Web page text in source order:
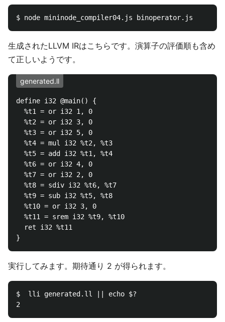
生成されたLLVM IRはこちらです。演算子の評価順も含め
て正しいようです。
generated.ll
define i32 @main() {
  %t1 = or i32 1, 0
  %t2 = or i32 3, 0
  %t3 = or i32 5, 0
  %t4 = mul i32 %t2, %t3
  %t5 = add i32 %t1, %t4
  %t6 = or i32 4, 0
  %t7 = or i32 2, 0
  %t8 = sdiv i32 %t6, %t7
  %t9 = sub i32 %t5, %t8
  %t10 = or i32 3, 0
  %t11 = srem i32 %t9, %t10
  ret i32 %t11
実行してみます。期待通り 2 が得られます。
$  lli generated.ll || echo $?